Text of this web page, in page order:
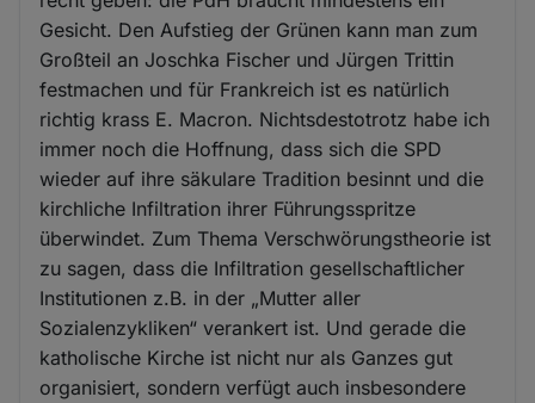
Gesicht. Den Aufstieg der Grünen kann man zum
Großteil an Joschka Fischer und Jürgen Trittin
festmachen und für Frankreich ist es natürlich
richtig krass E. Macron. Nichtsdestotrotz habe ich
immer noch die Hoffnung, dass sich die SPD
wieder auf ihre säkulare Tradition besinnt und die
kirchliche Infiltration ihrer Führungsspritze
überwindet. Zum Thema Verschwörungstheorie ist
zu sagen, dass die Infiltration gesellschaftlicher
Institutionen z.B. in der „Mutter aller
Sozialenzykliken“ verankert ist. Und gerade die
katholische Kirche ist nicht nur als Ganzes gut
organisiert, sondern verfügt auch insbesondere